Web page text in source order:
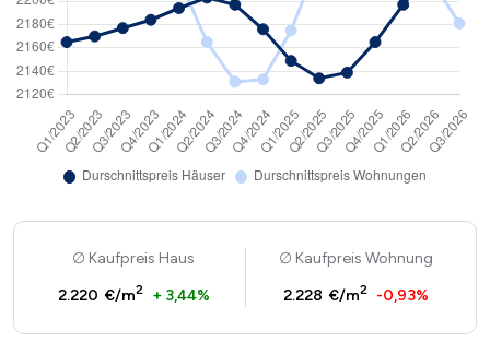
Kaufpreis Haus
2.220 €/m2 + 3,44%
Kaufpreis Wohnung
2.228 €/m2 -0,93%